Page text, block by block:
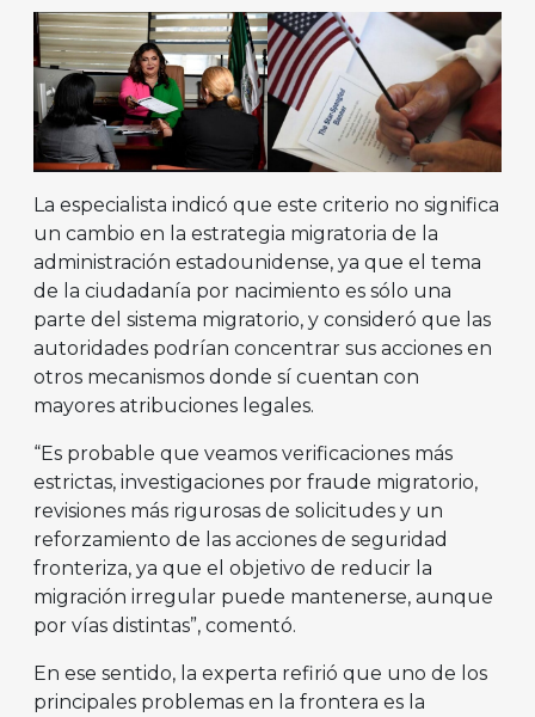
La especialista indicó que este criterio no significa
un cambio en la estrategia migratoria de la
administración estadounidense, ya que el tema
de la ciudadanía por nacimiento es sólo una
parte del sistema migratorio, y consideró que las
autoridades podrían concentrar sus acciones en
otros mecanismos donde sí cuentan con
mayores atribuciones legales.
“Es probable que veamos verificaciones más
estrictas, investigaciones por fraude migratorio,
revisiones más rigurosas de solicitudes y un
reforzamiento de las acciones de seguridad
fronteriza, ya que el objetivo de reducir la
migración irregular puede mantenerse, aunque
por vías distintas”, comentó.
En ese sentido, la experta refirió que uno de los
principales problemas en la frontera es la